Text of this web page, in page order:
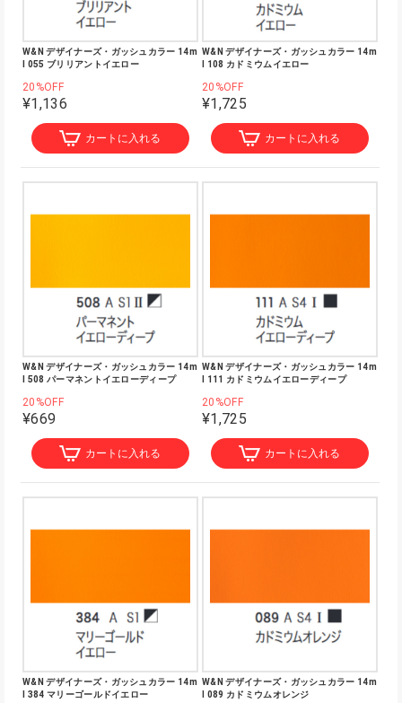
W&N デザイナーズ・ガッシュカラー 14m
l 055 ブリリアントイエロー
20%OFF
¥1,136
カートに入れる
W&N デザイナーズ・ガッシュカラー 14m
l 108 カドミウムイエロー
20%OFF
¥1,725
カートに入れる
W&N デザイナーズ・ガッシュカラー 14m
l 508 パーマネントイエローディープ
20%OFF
¥669
カートに入れる
W&N デザイナーズ・ガッシュカラー 14m
l 111 カドミウムイエローディープ
20%OFF
¥1,725
カートに入れる
W&N デザイナーズ・ガッシュカラー 14m
l 384 マリーゴールドイエロー
W&N デザイナーズ・ガッシュカラー 14m
l 089 カドミウムオレンジ